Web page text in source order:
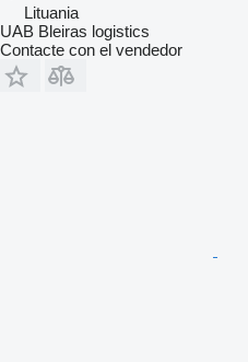
Lituania
UAB Bleiras logistics
Contacte con el vendedor